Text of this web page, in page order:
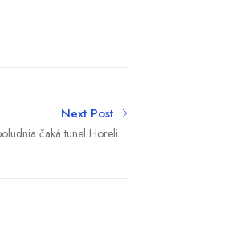
Next Post
čaká tunel Horelica